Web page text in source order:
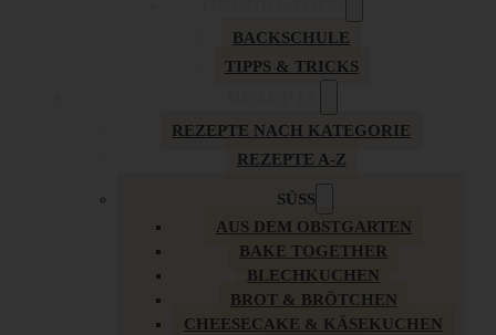
BACKSCHULE
TIPPS & TRICKS
REZEPTE NACH KATEGORIE
REZEPTE A-Z
SÜSS
AUS DEM OBSTGARTEN
BAKE TOGETHER
BLECHKUCHEN
BROT & BRÖTCHEN
CHEESECAKE & KÄSEKUCHEN